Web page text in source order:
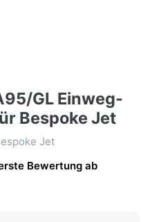
GL Einweg-
Bespoke Jet
Jet
Bewertung ab